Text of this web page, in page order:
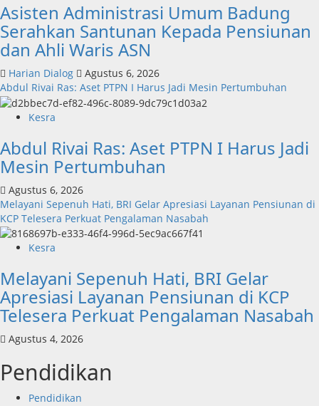
Asisten Administrasi Umum Badung
Serahkan Santunan Kepada Pensiunan
dan Ahli Waris ASN
Harian Dialog
Agustus 6, 2026
Abdul Rivai Ras: Aset PTPN I Harus Jadi Mesin Pertumbuhan
Kesra
Abdul Rivai Ras: Aset PTPN I Harus Jadi
Mesin Pertumbuhan
Agustus 6, 2026
Melayani Sepenuh Hati, BRI Gelar Apresiasi Layanan Pensiunan di
KCP Telesera Perkuat Pengalaman Nasabah
Kesra
Melayani Sepenuh Hati, BRI Gelar
Apresiasi Layanan Pensiunan di KCP
Telesera Perkuat Pengalaman Nasabah
Agustus 4, 2026
Pendidikan
Pendidikan